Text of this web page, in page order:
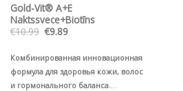
Gold-Vit® A+E
Naktssvece+Biotīns
€10.99 Первоначальная
€10.99.
€9.89Текущая
Комбинированная инновационная
формула для здоровья кожи, волос
и гормонального баланса.